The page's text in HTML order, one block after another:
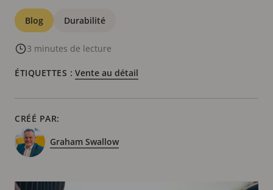
Catégories
Blog Durabilité
3 minutes de lecture
ÉTIQUETTES : Vente au détail
CRÉÉ PAR:
Graham Swallow